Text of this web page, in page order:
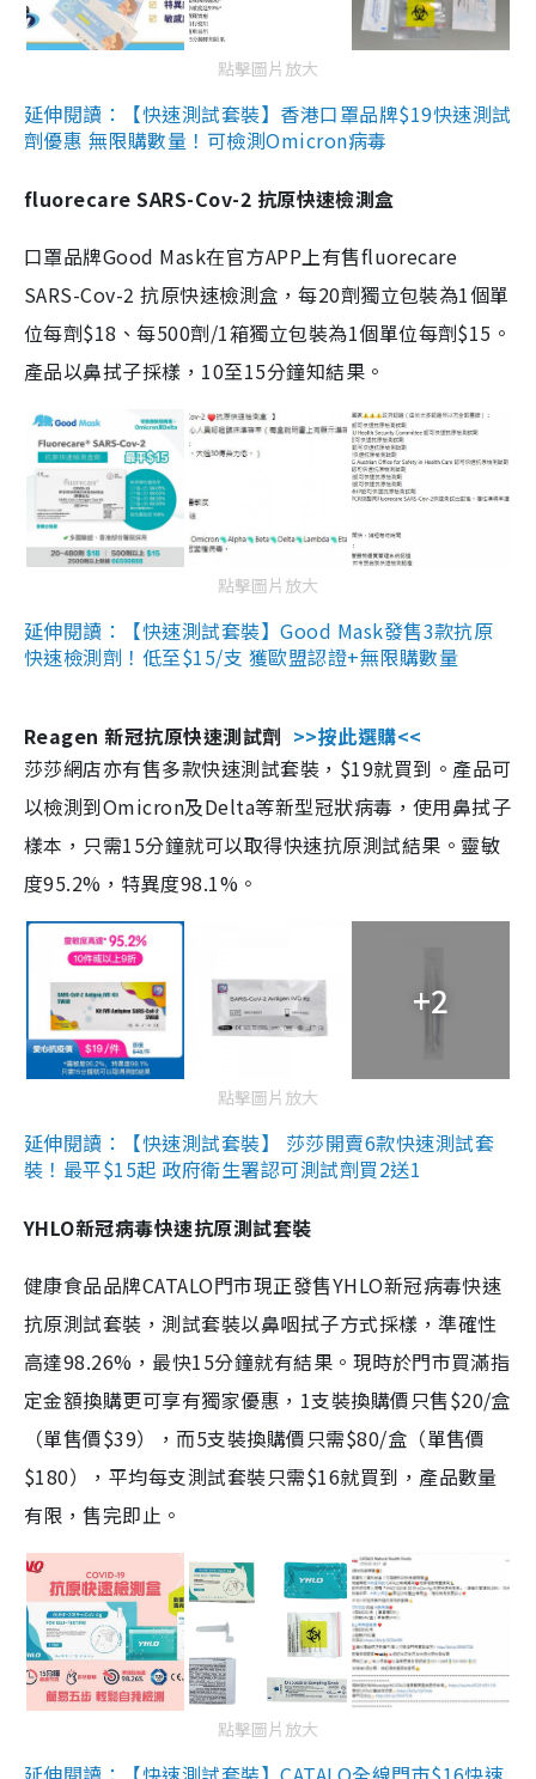
點擊圖片放大
延伸閱讀：【快速測試套裝】香港口罩品牌$19快速測試
劑優惠 無限購數量！可檢測Omicron病毒
fluorecare SARS-Cov-2 抗原快速檢測盒
口罩品牌Good Mask在官方APP上有售fluorecare
SARS-Cov-2 抗原快速檢測盒，每20劑獨立包裝為1個單
位每劑$18、每500劑/1箱獨立包裝為1個單位每劑$15。
產品以鼻拭子採樣，10至15分鐘知結果。
點擊圖片放大
延伸閱讀：【快速測試套裝】Good Mask發售3款抗原
快速檢測劑！低至$15/支 獲歐盟認證+無限購數量
Reagen 新冠抗原快速測試劑 >>按此選購<<
莎莎網店亦有售多款快速測試套裝，$19就買到。產品可
以檢測到Omicron及Delta等新型冠狀病毒，使用鼻拭子
樣本，只需15分鐘就可以取得快速抗原測試結果。靈敏
度95.2%，特異度98.1%。
+2
點擊圖片放大
延伸閱讀：【快速測試套裝】 莎莎開賣6款快速測試套
裝！最平$15起 政府衛生署認可測試劑買2送1
YHLO新冠病毒快速抗原測試套裝
健康食品品牌CATALO門市現正發售YHLO新冠病毒快速
抗原測試套裝，測試套裝以鼻咽拭子方式採樣，準確性
高達98.26%，最快15分鐘就有結果。現時於門市買滿指
定金額換購更可享有獨家優惠，1支裝換購價只售$20/盒
（單售價$39），而5支裝換購價只需$80/盒（單售價
$180），平均每支測試套裝只需$16就買到，產品數量
有限，售完即止。
點擊圖片放大